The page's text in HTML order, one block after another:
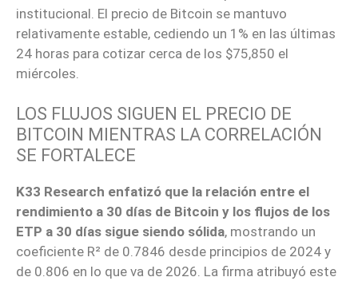
institucional. El precio de Bitcoin se mantuvo
relativamente estable, cediendo un 1% en las últimas
24 horas para cotizar cerca de los $75,850 el
miércoles.
LOS FLUJOS SIGUEN EL PRECIO DE
BITCOIN MIENTRAS LA CORRELACIÓN
SE FORTALECE
K33 Research enfatizó que la relación entre el
rendimiento a 30 días de Bitcoin y los flujos de los
ETP a 30 días sigue siendo sólida, mostrando un
coeficiente R² de 0.7846 desde principios de 2024 y
de 0.806 en lo que va de 2026. La firma atribuyó este